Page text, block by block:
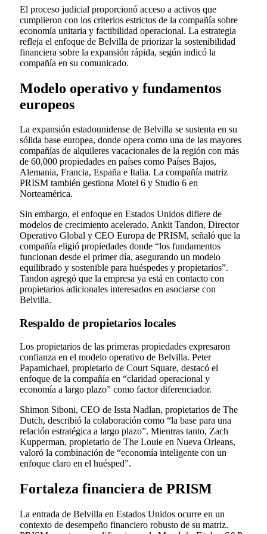
El proceso judicial proporcionó acceso a activos que
cumplieron con los criterios estrictos de la compañía sobre
economía unitaria y factibilidad operacional. La estrategia
refleja el enfoque de Belvilla de priorizar la sostenibilidad
financiera sobre la expansión rápida, según indicó la
compañía en su comunicado.
Modelo operativo y fundamentos
europeos
La expansión estadounidense de Belvilla se sustenta en su
sólida base europea, donde opera como una de las mayores
compañías de alquileres vacacionales de la región con más
de 60,000 propiedades en países como Países Bajos,
Alemania, Francia, España e Italia. La compañía matriz
PRISM también gestiona Motel 6 y Studio 6 en
Norteamérica.
Sin embargo, el enfoque en Estados Unidos difiere de
modelos de crecimiento acelerado. Ankit Tandon, Director
Operativo Global y CEO Europa de PRISM, señaló que la
compañía eligió propiedades donde “los fundamentos
funcionan desde el primer día, asegurando un modelo
equilibrado y sostenible para huéspedes y propietarios”.
Tandon agregó que la empresa ya está en contacto con
propietarios adicionales interesados en asociarse con
Belvilla.
Respaldo de propietarios locales
Los propietarios de las primeras propiedades expresaron
confianza en el modelo operativo de Belvilla. Peter
Papamichael, propietario de Court Square, destacó el
enfoque de la compañía en “claridad operacional y
economía a largo plazo” como factor diferenciador.
Shimon Siboni, CEO de Issta Nadlan, propietarios de The
Dutch, describió la colaboración como “la base para una
relación estratégica a largo plazo”. Mientras tanto, Zach
Kupperman, propietario de The Louie en Nueva Orleans,
valoró la combinación de “economía inteligente con un
enfoque claro en el huésped”.
Fortaleza financiera de PRISM
La entrada de Belvilla en Estados Unidos ocurre en un
contexto de desempeño financiero robusto de su matriz.